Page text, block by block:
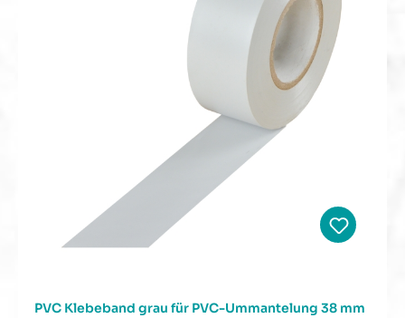
PVC Klebeband grau für PVC-Ummantelung 38 mm